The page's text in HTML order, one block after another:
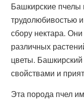
Башкирские
трудолюбивостью
сбору нектара.
различных
цветы.
свойствами и
Эта порода пчел